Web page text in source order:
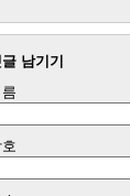
남기기